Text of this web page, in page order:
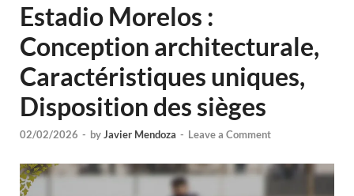
Estadio Morelos :
Conception architecturale,
Caractéristiques uniques,
Disposition des sièges
02/02/2026 - byJavier Mendoza - Leave a Comment